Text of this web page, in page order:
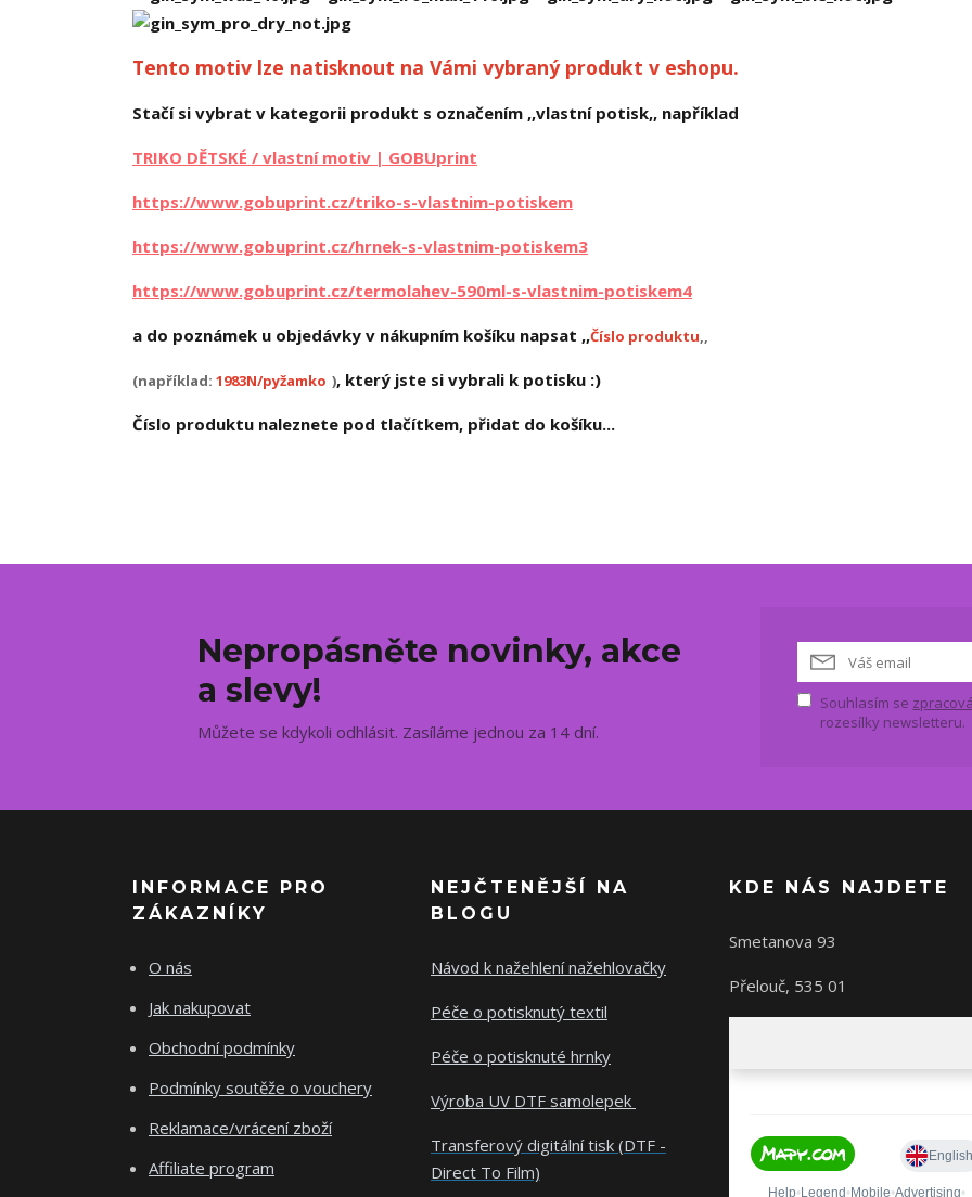
Tento motiv lze natisknout na Vámi vybraný produkt v eshopu.
Stačí si vybrat v kategorii produkt s označením ,,vlastní potisk,, například
TRIKO DĚTSKÉ / vlastní motiv | GOBUprint
https://www.gobuprint.cz/triko-s-vlastnim-potiskem
https://www.gobuprint.cz/hrnek-s-vlastnim-potiskem3
https://www.gobuprint.cz/termolahev-590ml-s-vlastnim-potiskem4
a do poznámek u objedávky v nákupním košíku napsat ,,Číslo produktu,,
(například: 1983N/pyžamko ), který jste si vybrali k potisku :)
Číslo produktu naleznete pod tlačítkem, přidat do košíku...
Nepropásněte novinky, akce
a slevy!
Můžete se kdykoli odhlásit. Zasíláme jednou za 14 dní.
Souhlasím se
rozesílky newsletteru.
INFORMACE PRO
ZÁKAZNÍKY
O nás
Jak nakupovat
Obchodní podmínky
Podmínky soutěže o vouchery
Reklamace/vrácení zboží
Affiliate program
NEJČTENĚJŠÍ NA
BLOGU
Návod k nažehlení nažehlovačky
Péče o potisknutý textil
Péče o potisknuté hrnky
Výroba UV DTF samolepek
Transferový digitální tisk (DTF -
Direct To Film)
KDE NÁS NAJDETE
Smetanova 93
Přelouč, 535 01